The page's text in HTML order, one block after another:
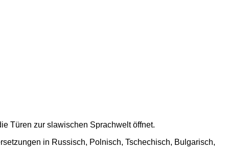
Türen zur slawischen Sprachwelt öffnet.
in Russisch, Polnisch, Tschechisch, Bulgarisch,